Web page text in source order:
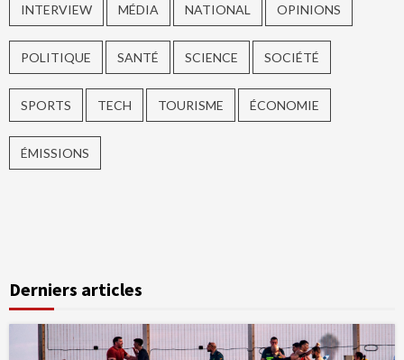
INTERVIEW MÉDIA NATIONAL OPINIONS
POLITIQUE SANTÉ SCIENCE SOCIÉTÉ
SPORTS TECH TOURISME ÉCONOMIE
ÉMISSIONS
Derniers articles